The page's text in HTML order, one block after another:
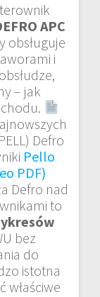
APC
obsługuje
i
– jak
Defro
Pello
PDF)
Defro nad
to
bez
do
istotna
właściwe